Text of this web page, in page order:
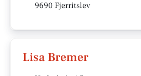
9690 Fjerritslev
Lisa Bremer